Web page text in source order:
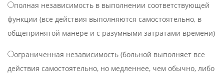
полная независимость в выполнении соответствующей
функции (все действия выполняются самостоятельно, в
общепринятой манере и с разумными затратами времени)
ограниченная независимость (больной выполняет все
действия самостоятельно, но медленнее, чем обычно, либо